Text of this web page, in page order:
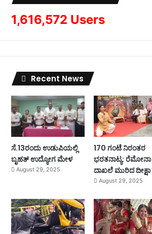
1,616,572 Users
Recent News
ಸೆ.13ರಂದು ಉಡುಪಿಯಲ್ಲಿ
ಬೃಹತ್ ಉದ್ಯೋಗ ಮೇಳ
August 29, 2025
170 ಗಂಟೆ ನಿರಂತರ
ಭರತನಾಟ್ಯ: ರೆಮೋನಾ
ದಾಖಲೆ ಮುರಿದ ದೀಕ್ಷಾ
August 29, 2025